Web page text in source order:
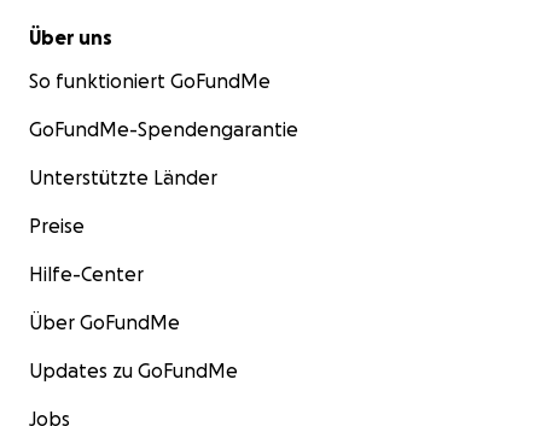
Über uns
So funktioniert GoFundMe
GoFundMe-Spendengarantie
Unterstützte Länder
Preise
Hilfe-Center
Über GoFundMe
Updates zu GoFundMe
Jobs